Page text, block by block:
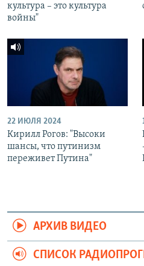
культура – это культура
войны"
22 ИЮЛЯ 2024
Кирилл Рогов: "Высоки
шансы, что путинизм
переживет Путина"
АРХИВ ВИДЕО
СПИСОК